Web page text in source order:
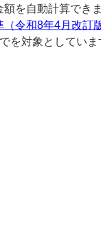
を自動計算でき
令和8年4月改訂版
を対象としていま